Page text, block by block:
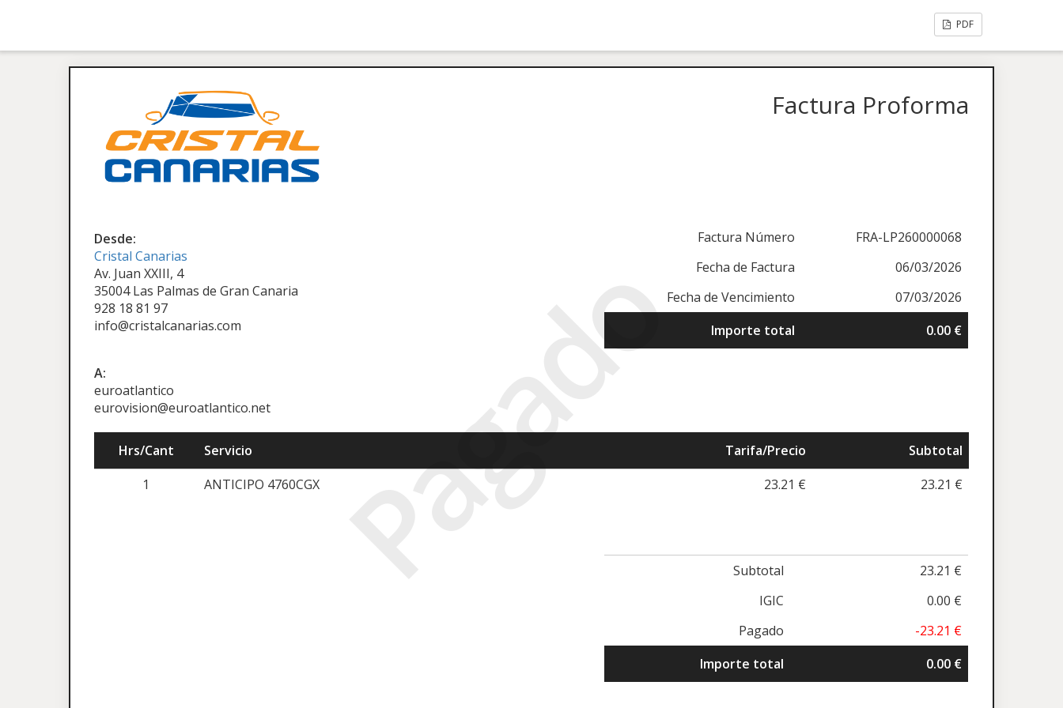
PDF
Pagado
Factura Proforma
Desde:
Cristal Canarias
Av. Juan XXIII, 4
35004 Las Palmas de Gran Canaria
928 18 81 97
info@cristalcanarias.com
Factura Número
FRA-LP260000068
Fecha de Factura
06/03/2026
Fecha de Vencimiento
07/03/2026
Importe total
0.00 €
A:
euroatlantico
eurovision@euroatlantico.net
Hrs/Cant Servicio Tarifa/Precio
Subtotal
1
ANTICIPO 4760CGX 23.21 € 23.21 €
Subtotal
23.21 €
IGIC
0.00 €
Pagado
-23.21 €
Importe total
0.00 €